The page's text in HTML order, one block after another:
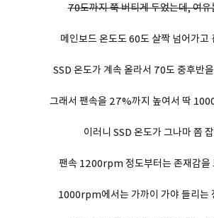
70도까지 쭉 버티게 두었는데, 여유
메인보드 온도도 60도 살짝 넘어가고
SSD 온도가 계속 올라서 70도 중후반
그래서 팬속을 27%까지 높여서 딱
이러니 SSD 온도가 그나마 쫌
팬속 1200rpm 정도부터는 존재감을
1000rpm에서는 가까이 가야 들리는